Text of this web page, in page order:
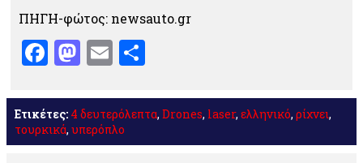
ΠΗΓΗ-φώτος: newsauto.gr
Facebook
Mastodon
Email
Ετικέτες: 4 δευτερόλεπτα, Drones, laser, ελληνικό, ρίχνει,
τουρκικά, υπερόπλο